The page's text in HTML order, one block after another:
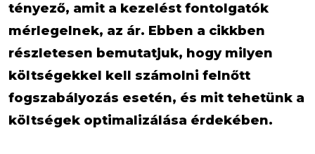
tényező, amit a kezelést fontolgatók
mérlegelnek, az ár. Ebben a cikkben
részletesen bemutatjuk, hogy milyen
költségekkel kell számolni felnőtt
fogszabályozás esetén, és mit tehetünk a
költségek optimalizálása érdekében.